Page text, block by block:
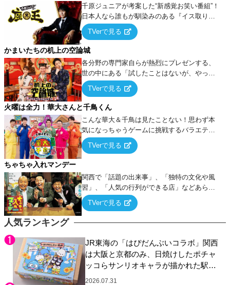
人気ランキング
JR東海の「はぴだんぶいコラボ」関西
は大阪と京都のみ、日焼けしたポチャ
ッコらサンリオキャラが描かれた駅弁
やグッズが登場
2026.07.31
千原ジュニアが考案した“新感覚お笑い番組”！
日本人なら誰もが馴染みのある『イス取りゲ
ーム』をベースに、大喜利・ギャグ・モノボ
ケ・歌…など様々なお題で芸人がショートネ
タを競い合う！
TVerで見る
かまいたちの机上の空論城
各分野の専門家自らが熱烈にプレゼンする、
世の中にある「試したことはないが、やって
みたらこうなる！…ハズ」という“机上の空
論”に若手芸人らがカラダを張って挑む！
TVerで見る
火曜は全力！華大さんと千鳥くん
こんな華大＆千鳥は見たことない！思わず本
気になっちゃうゲームに挑戦するバラエティ
ー！
TVerで見る
ちゃちゃ入れマンデー
関西で「話題の出来事」、「独特の文化や風
習」、「人気の行列ができる店」などあらゆ
るテーマについて好き放題にちゃちゃを入れ
ていく関西色を前面に押し出したトークバラ
TVerで見る